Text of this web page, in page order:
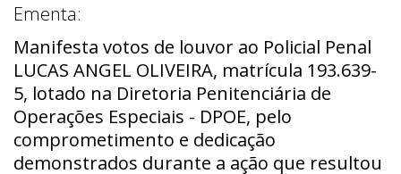
Ementa:
Manifesta votos de louvor ao Policial Penal
LUCAS ANGEL OLIVEIRA, matrícula 193.639-
5, lotado na Diretoria Penitenciária de
Operações Especiais - DPOE, pelo
comprometimento e dedicação
demonstrados durante a ação que resultou